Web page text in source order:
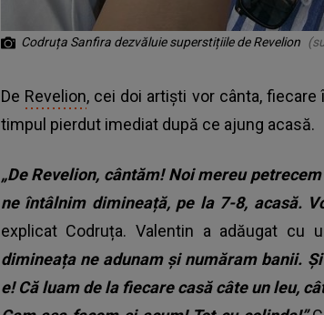
Codruța Sanfira dezvăluie superstițiile de Revelion
De Revelion, cei doi artiști vor cânta,
timpul pierdut imediat după ce ajung acasă.
„De Revelion, cântăm! Noi mereu
ne întâlnim dimineață, pe la 7-8, acasă.
explicat Codruța. Valentin a adăugat cu
dimineața ne adunam și număram banii.
e! Că luam de la fiecare casă câte un leu,